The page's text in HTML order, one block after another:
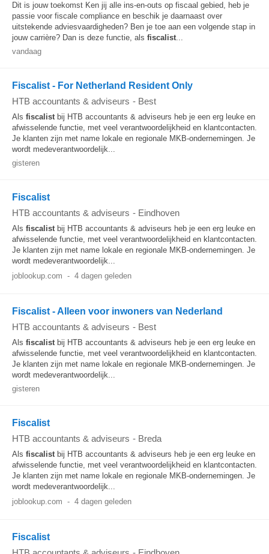
Dit is jouw toekomst Ken jij alle ins-en-outs op fiscaal gebied, heb je
passie voor fiscale compliance en beschik je daarnaast over
uitstekende adviesvaardigheden? Ben je toe aan een volgende stap in
jouw carrière? Dan is deze functie, als fiscalist...
vandaag
Fiscalist - For Netherland Resident Only
HTB accountants & adviseurs - Best
Als fiscalistbij HTB accountants & adviseurs heb je een erg leuke en
afwisselende functie, met veel verantwoordelijkheid en klantcontacten.
Je klanten zijn met name lokale en regionale MKB-ondernemingen. Je
wordt medeverantwoordelijk...
gisteren
Fiscalist
HTB accountants & adviseurs - Eindhoven
Als fiscalistbij HTB accountants & adviseurs heb je een erg leuke en
afwisselende functie, met veel verantwoordelijkheid en klantcontacten.
Je klanten zijn met name lokale en regionale MKB-ondernemingen. Je
wordt medeverantwoordelijk...
joblookup.com - 4 dagen geleden
Fiscalist - Alleen voor inwoners van Nederland
HTB accountants & adviseurs - Best
Als fiscalistbij HTB accountants & adviseurs heb je een erg leuke en
afwisselende functie, met veel verantwoordelijkheid en klantcontacten.
Je klanten zijn met name lokale en regionale MKB-ondernemingen. Je
wordt medeverantwoordelijk...
gisteren
Fiscalist
HTB accountants & adviseurs - Breda
Als fiscalistbij HTB accountants & adviseurs heb je een erg leuke en
afwisselende functie, met veel verantwoordelijkheid en klantcontacten.
Je klanten zijn met name lokale en regionale MKB-ondernemingen. Je
wordt medeverantwoordelijk...
joblookup.com - 4 dagen geleden
Fiscalist